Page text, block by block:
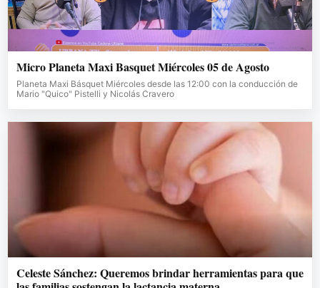
Micro Planeta Maxi Basquet Miércoles 05 de Agosto
Planeta Maxi Básquet Miércoles desde las 12:00 con la conducción de
Mario "Quico" Pistelli y Nicolás Cravero
Celeste Sánchez: Queremos brindar herramientas para que